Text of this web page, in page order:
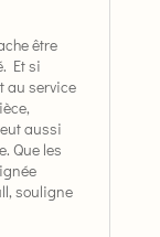
être
Et si
au service
aussi
Que les
souligne